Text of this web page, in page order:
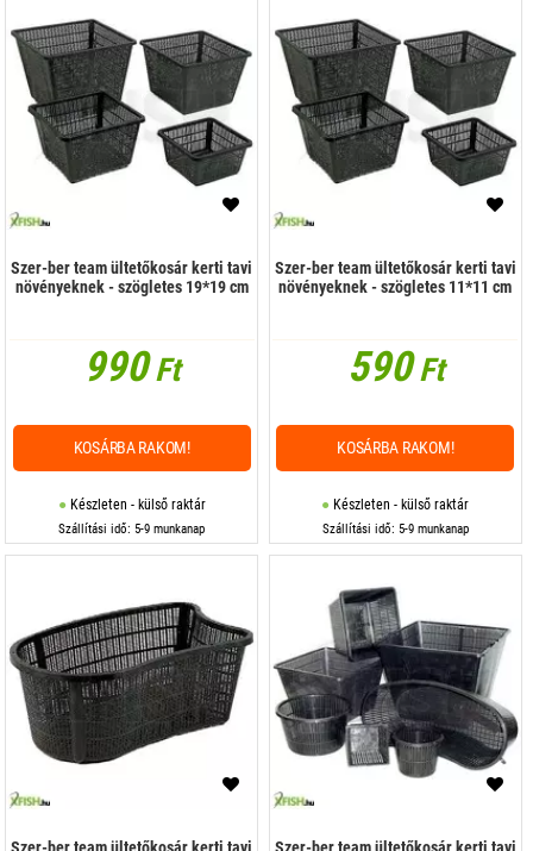
Szer-ber team ültetőkosár kerti tavi
növényeknek - szögletes 19*19 cm
990Ft
Készleten - külső raktár
Szállítási idő: 5-9 munkanap
KOSÁRBA RAKOM!
Szer-ber team ültetőkosár kerti tavi
növényeknek - szögletes 11*11 cm
590Ft
Készleten - külső raktár
Szállítási idő: 5-9 munkanap
KOSÁRBA RAKOM!
Szer-ber team ültetőkosár kerti tavi
Szer-ber team ültetőkosár kerti tavi